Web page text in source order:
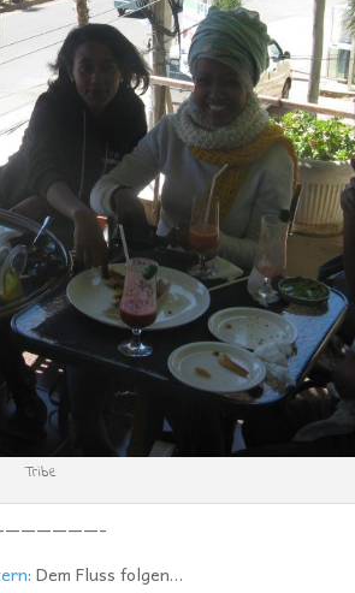
Tribe
: Dem Fluss folgen…